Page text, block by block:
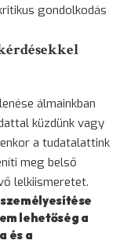
gondolkodás
álmainkban
küzdünk vagy
a tudatalattink
meg belső
lelkiismeretet.
lehetőség a
és a